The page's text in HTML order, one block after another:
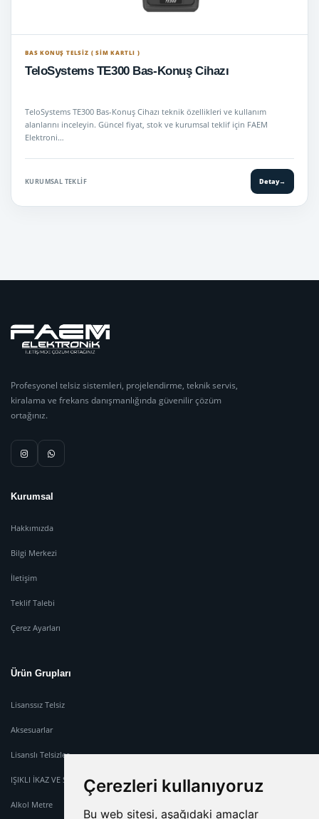
Çerezleri kullanıyoruz
Bu web sitesi, aşağıdaki amaçlar
BAS KONUŞ TELSIZ ( SİM KARTLI )
TeloSystems TE300 Bas-Konuş Cihazı
TeloSystems TE300 Bas-Konuş Cihazı teknik özellikleri ve kullanım
alanlarını inceleyin. Güncel fiyat, stok ve kurumsal teklif için FAEM
Elektroni…
KURUMSAL TEKLIF Detay→
Profesyonel telsiz sistemleri, projelendirme, teknik servis,
kiralama ve frekans danışmanlığında güvenilir çözüm
ortağınız.
Kurumsal
Hakkımızda
Bilgi Merkezi
İletişim
Teklif Talebi
Çerez Ayarları
Ürün Grupları
Lisanssız Telsiz
Aksesuarlar
Lisanslı Telsizler
IŞIKLI İKAZ VE SİREN SİSTEMİ
Alkol Metre